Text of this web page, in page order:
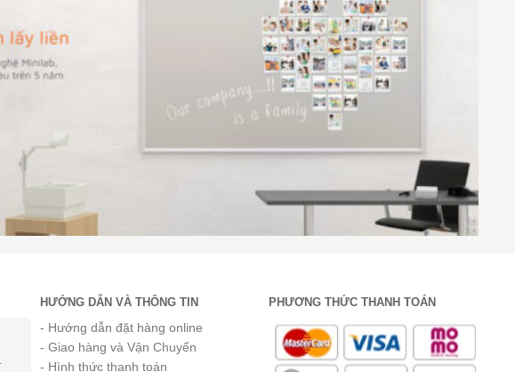
HƯỚNG DẪN VÀ THÔNG TIN
- Hướng dẫn đặt hàng online
- Giao hàng và Vận Chuyển
- Hình thức thanh toán
PHƯƠNG THỨC THANH TOÁN